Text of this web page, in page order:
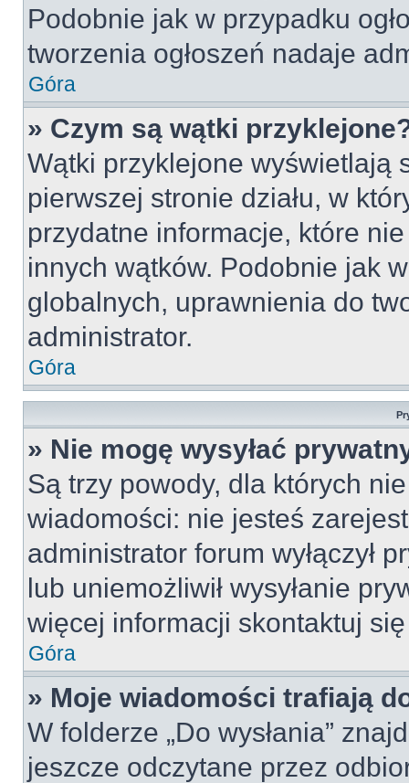
Podobnie jak w przypadku
tworzenia ogłoszeń nadaje
Góra
» Czym są wątki
Wątki przyklejone wyświetlają
pierwszej stronie działu, w
przydatne informacje, które
innych wątków. Podobnie jak
globalnych, uprawnienia do
administrator.
Góra
» Nie mogę wysyłać
Są trzy powody, dla których
wiadomości: nie jesteś
administrator forum wyłączył
lub uniemożliwił wysyłanie
więcej informacji skontaktuj
Góra
» Moje wiadomości trafiają
W folderze „Do wysłania”
jeszcze odczytane przez